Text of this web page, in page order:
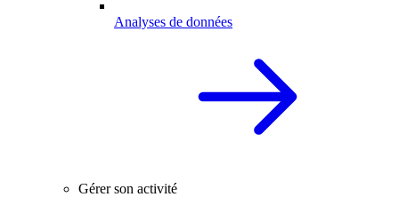
Analyses de données
Gérer son activité